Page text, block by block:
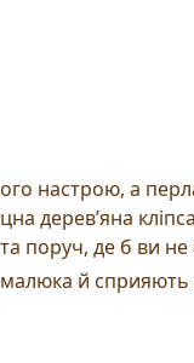
настрою, а
дерев’яна
поруч, де б ви
й сприяють